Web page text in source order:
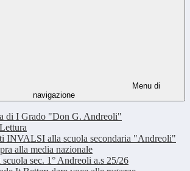
Menu di
navigazione
di I Grado "Don G. Andreoli"
INVALSI alla scuola secondaria "Andreoli"
alla media nazionale
scuola sec. 1° Andreoli a.s 25/26